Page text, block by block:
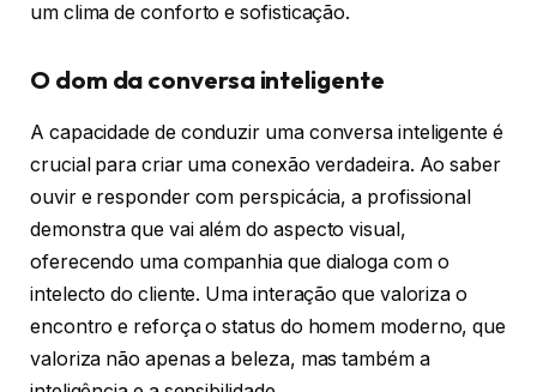
um clima de conforto e sofisticação.
O dom da conversa inteligente
A capacidade de conduzir uma conversa inteligente é
crucial para criar uma conexão verdadeira. Ao saber
ouvir e responder com perspicácia, a profissional
demonstra que vai além do aspecto visual,
oferecendo uma companhia que dialoga com o
intelecto do cliente. Uma interação que valoriza o
encontro e reforça o status do homem moderno, que
valoriza não apenas a beleza, mas também a